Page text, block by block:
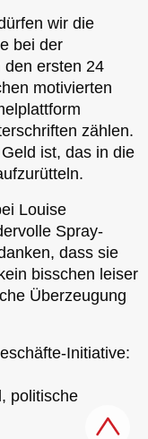
wir die
bei der
den ersten 24
motivierten
zählen.
ist, das in die
Louise
Spray-
dass sie
bisschen leiser
Überzeugung
Initiative:
politische